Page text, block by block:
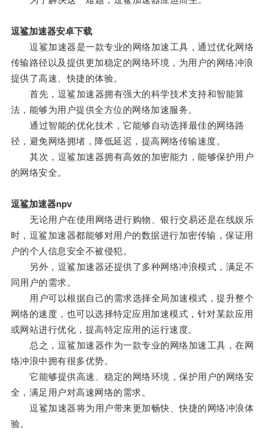
逗鲨加速器安卓下载
逗鲨加速器是一款专业的网络加速工具，通过优化网络
传输路径以及提供更加稳定的网络环境，为用户的网络冲浪
提供了高速、快捷的体验。
首先，逗鲨加速器拥有强大的科学技术支持和智能算
法，能够为用户提供全方位的网络加速服务。
通过智能的优化技术，它能够自动选择最佳的网络路
径，避免网络拥堵，降低延迟，提高网络传输速度。
其次，逗鲨加速器拥有高效的加密能力，能够保护用户
的网络安全。
逗鲨加速器npv
无论用户在使用网络进行购物、银行交易还是在线娱乐
时，逗鲨加速器都能够对用户的数据进行加密传输，保证用
户的个人信息安全不被侵犯。
另外，逗鲨加速器还提供了多种网络冲浪模式，满足不
同用户的需求。
用户可以根据自己的需求选择全局加速模式，提升整个
网络的速度，也可以选择特定应用加速模式，针对某款应用
或网站进行优化，提高特定应用的运行速度。
总之，逗鲨加速器作为一款专业的网络加速工具，在网
络冲浪中拥有很多优势。
它能够提供高速、稳定的网络环境，保护用户的网络安
全，满足用户对高速网络的需求。
逗鲨加速器将为用户带来更加畅快、快捷的网络冲浪体
验。